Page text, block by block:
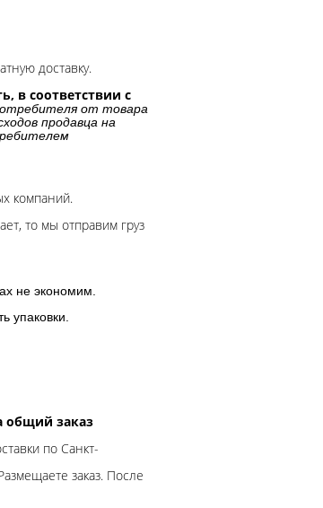
доставку.
в соответствии с
от товара
продавца на
компаний.
то мы отправим груз
не экономим.
упаковки.
общий заказ
по Санкт-
заказ. После